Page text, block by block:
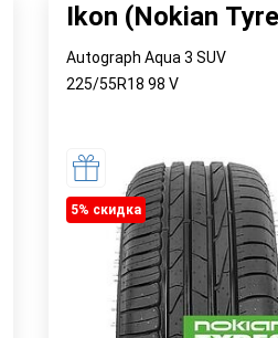
Ikon (Nokian
Autograph Aqua 3 SUV
225/55R18 98 V
5% cкидка